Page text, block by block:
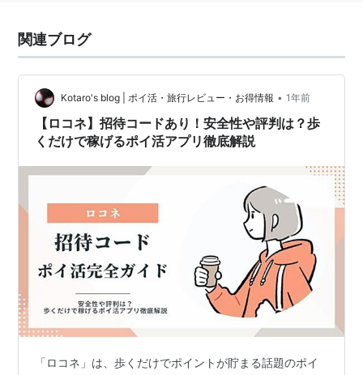
関連ブログ
Kotaro's blog | ポイ活・旅行レビュー・お得情報 • 1年前
【ロコネ】招待コードあり！安全性や評判は？歩
くだけで稼げるポイ活アプリ徹底解説
「ロコネ」は、歩くだけでポイントが貯まる話題のポイ